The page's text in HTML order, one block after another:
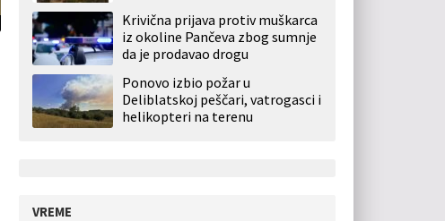
Krivična prijava protiv muškarca
iz okoline Pančeva zbog sumnje
da je prodavao drogu
Ponovo izbio požar u
Deliblatskoj peščari, vatrogasci i
helikopteri na terenu
VREME